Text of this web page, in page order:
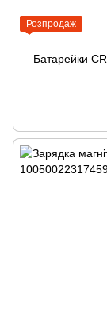
Розпродаж
Батарейки